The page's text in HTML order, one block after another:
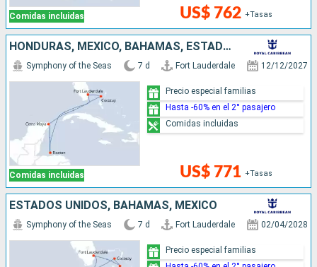
Comidas incluidas US$ 762 +Tasas
HONDURAS, MÉXICO, BAHAMAS, ESTADOS UNIDOS
Comidas incluidas
Symphony of the Seas 7 d Fort Lauderdale 12/12/2027
US$ 771 +Tasas
Precio especial familias
Hasta -60% en el 2° pasajero
Comidas incluidas
ESTADOS UNIDOS, BAHAMAS, MÉXICO
Symphony of the Seas 7 d Fort Lauderdale 02/04/2028
Precio especial familias